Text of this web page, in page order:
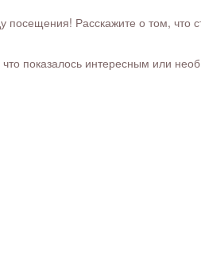
Расскажите о том, что
показалось интересным или